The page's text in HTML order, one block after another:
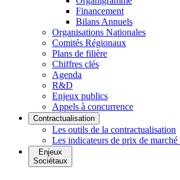
Financement
Bilans Annuels
Organisations Nationales
Comités Régionaux
Plans de filière
Chiffres clés
Agenda
R&D
Enjeux publics
Appels à concurrence
Contractualisation
Les outils de la contractualisation
Les indicateurs de prix de
Enjeux
Sociétaux